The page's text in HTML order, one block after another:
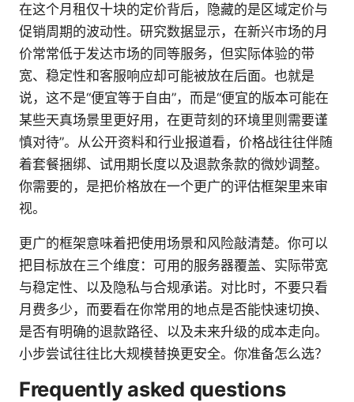
在这个月租仅十块的定价背后，隐藏的是区域定价与
促销周期的波动性。研究数据显示，在新兴市场的月
价常常低于发达市场的同等服务，但实际体验的带
宽、稳定性和客服响应却可能被放在后面。也就是
说，这不是“便宜等于自由”，而是“便宜的版本可能在
某些天真场景里更好用，在更苛刻的环境里则需要谨
慎对待”。从公开资料和行业报道看，价格战往往伴随
着套餐捆绑、试用期长度以及退款条款的微妙调整。
你需要的，是把价格放在一个更广的评估框架里来审
视。
更广的框架意味着把使用场景和风险敲清楚。你可以
把目标放在三个维度：可用的服务器覆盖、实际带宽
与稳定性、以及隐私与合规承诺。对比时，不要只看
月费多少，而要看在你常用的地点是否能快速切换、
是否有明确的退款路径、以及未来升级的成本走向。
小步尝试往往比大规模替换更安全。你准备怎么选？
Frequently asked questions